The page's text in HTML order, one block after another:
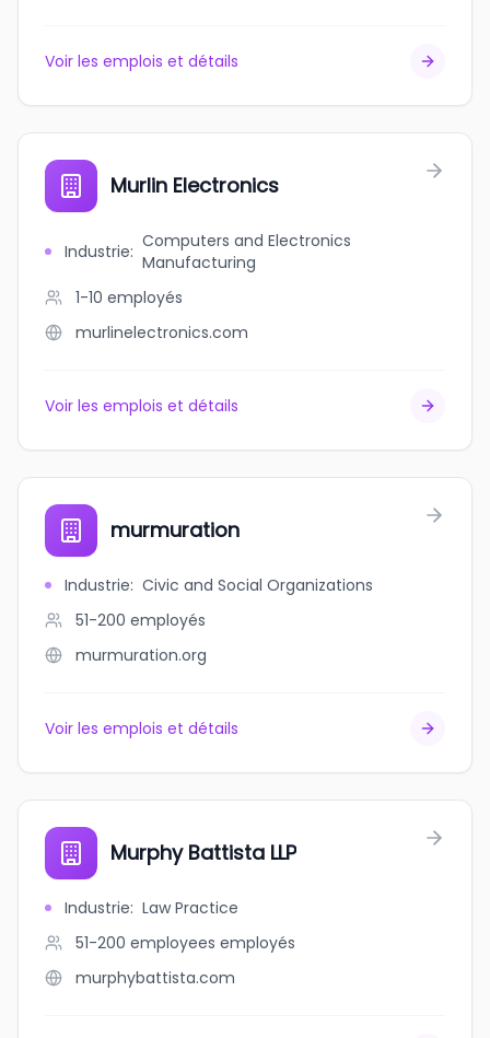
Voir les emplois et détails
Murlin Electronics
Industrie: Computers and Electronics
Manufacturing
1-10 employés
murlinelectronics.com
Voir les emplois et détails
murmuration
Industrie: Civic and Social Organizations
51-200 employés
murmuration.org
Voir les emplois et détails
Murphy Battista LLP
Industrie: Law Practice
51-200 employees employés
murphybattista.com